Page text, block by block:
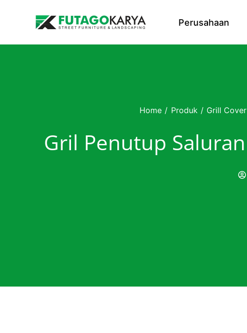
Perusahaan
Home / Produk / Grill Cover
Gril Penutup